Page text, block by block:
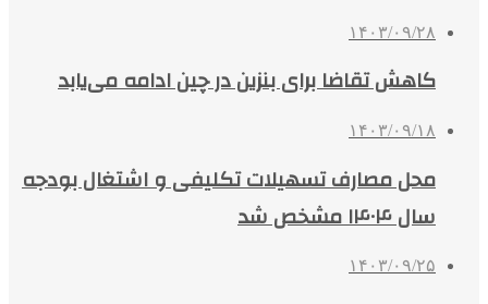
۱۴۰۳/۰۹/۲۸
کاهش تقاضا برای بنزین در چین ادامه می‌یابد
۱۴۰۳/۰۹/۱۸
محل مصارف تسهیلات تکلیفی و اشتغال بودجه
سال ۱۴۰۴ مشخص شد
۱۴۰۳/۰۹/۲۵